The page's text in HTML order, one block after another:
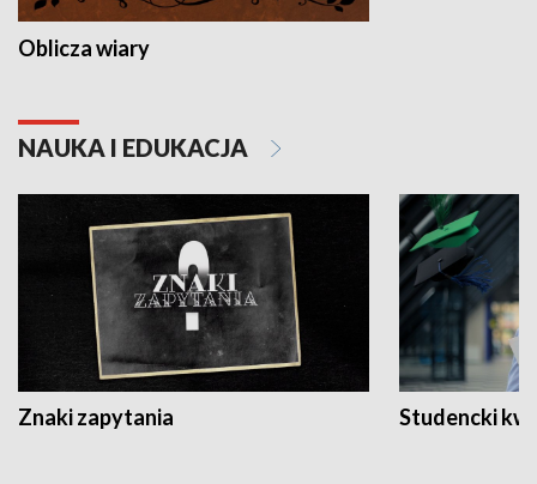
Oblicza wiary
NAUKA I EDUKACJA
Znaki zapytania Studencki